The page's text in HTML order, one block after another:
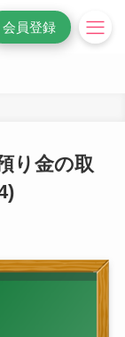
会員登録
り金の取